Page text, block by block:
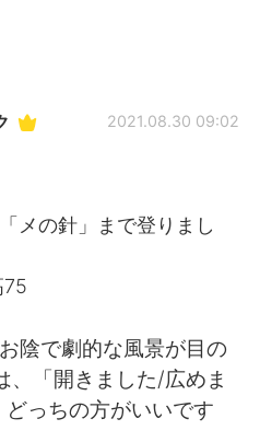
2021.08.30 09:02
メの針」まで登りまし
75
陰で劇的な風景が目の
、「開きました/広めま
っちの方がいいです